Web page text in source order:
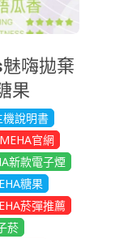
嗨拋棄
果
機說明書
MEHA官網
新款電子煙
糖果
菸彈推薦
菸